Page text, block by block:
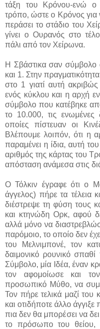
τάξη του Κρόνου-ενώ ο
τρόπο, ώστε ο Κρόνος για
περάσει το στάδιο του
γίνει ο Ουρανός στο
πάλι από τον Χείρωνα.
Η Σβάστικα σαν σύμβολο
και 1. Στην
στο 1 γιατί αυτή ακριβώς
ενός κύκλου και η αρχή
σύμβολο που κατέβηκε
το 10.000, τις ενωμένες
οποίες πίστευαν οι
Βλέπουμε λοιπόν, ότι η
παραμένει η ίδια, αυτή
αριθμός της κάρτας του
απόσταση ανάμεσα στις
Ο Τόλκιν έγραφε ότι ο
άγγελος) πήρε τα τέλεια
διέστρεψε τη φύση τους
και κτηνώδη Ορκ, αφού
αλλά μόνο να
παρόμοιο, το οποίο δεν
του Μελνιμπονέ, τον
δαιμονικό ρουνικό
Σύμβολο, μία Ιδέα, έναν
τον αφομοίωσε και
προσωπικό Μύθο, να
Τον πήρε τελικά μαζί
και οτιδήποτε άλλο
πια δεν θα μπορέσει να
το πρόσωπο του θείου,